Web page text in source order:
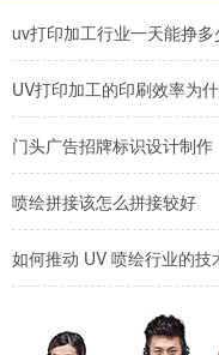
门头广告招牌标识设计制作
喷绘拼接该怎么拼接较好